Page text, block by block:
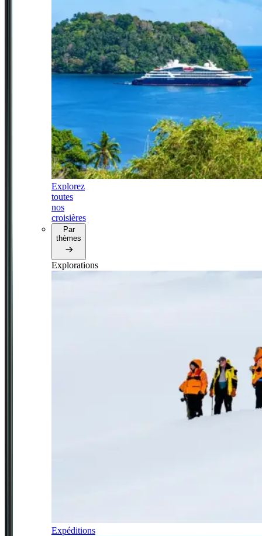
Explorez
toutes
nos
croisières
Par
thèmes
Explorations
Expéditions